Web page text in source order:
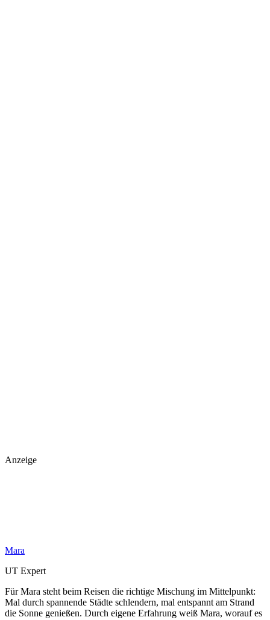
Anzeige
Mara
UT Expert
Für Mara steht beim Reisen die richtige Mischung im Mittelpunkt:
Mal durch spannende Städte schlendern, mal entspannt am Strand
die Sonne genießen. Durch eigene Erfahrung weiß Mara, worauf es